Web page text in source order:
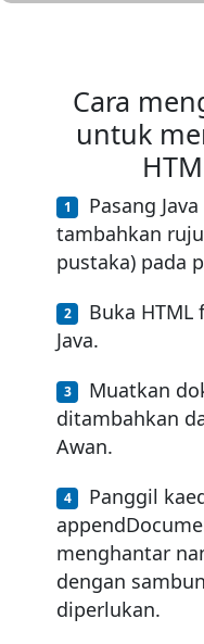
Cara
untuk
Pasang
tambahkan
pustaka) pada
Buka
Java.
Muatkan
ditambahkan
Awan.
Panggil
menghantar
dengan
diperlukan.